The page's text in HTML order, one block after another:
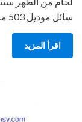
سائل موديل 503 ماركة مهندس…
اقرأ المزيد